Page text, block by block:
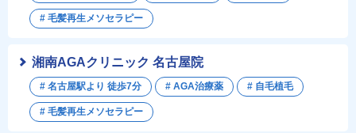
# 毛髪再生メソセラピー
湘南AGAクリニック 名古屋院
# 名古屋駅より 徒歩7分 # AGA治療薬 # 自毛植毛
# 毛髪再生メソセラピー